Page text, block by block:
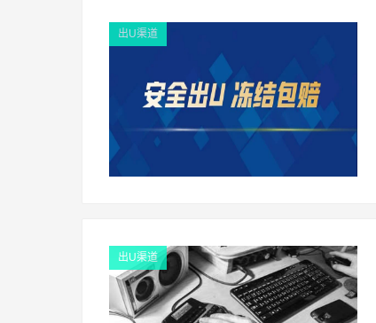
出U渠道
出U渠道